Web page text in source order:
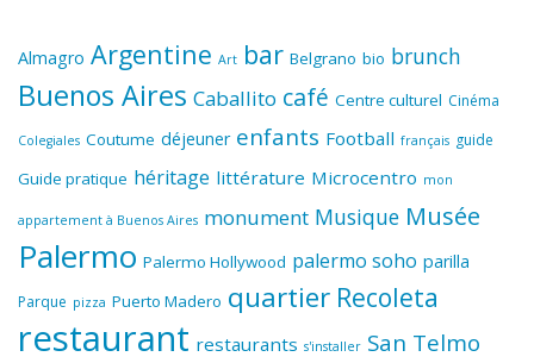
Almagro Argentine Art bar Belgrano bio brunch
Buenos Aires Caballito café Centre culturel Cinéma
Colegiales Coutume déjeuner enfants Football français guide
Guide pratique héritage littérature Microcentro mon
appartement à Buenos Aires monument Musique Musée
Palermo Palermo Hollywood palermo soho parilla
Parque pizza Puerto Madero quartier Recoleta
restaurant restaurants s'installer San Telmo